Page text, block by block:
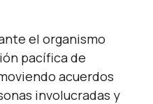
el organismo
pacífica de
acuerdos
involucradas y